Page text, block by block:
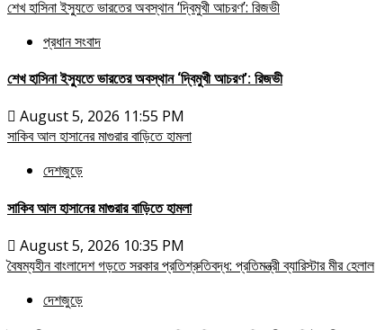
শেখ হাসিনা ইস্যুতে ভারতের অবস্থান ‘দ্বিমুখী আচরণ’: রিজভী
প্রধান সংবাদ
শেখ হাসিনা ইস্যুতে ভারতের অবস্থান ‘দ্বিমুখী আচরণ’: রিজভী
August 5, 2026 11:55 PM
সাকিব আল হাসানের মাগুরার বাড়িতে হামলা
দেশজুড়ে
সাকিব আল হাসানের মাগুরার বাড়িতে হামলা
August 5, 2026 10:35 PM
বৈষম্যহীন বাংলাদেশ গড়তে সরকার প্রতিশ্রুতিবদ্ধ: প্রতিমন্ত্রী ব্যারিস্টার মীর হেলাল
দেশজুড়ে